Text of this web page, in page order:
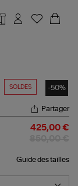
SOLDES -50%
Partager
425,00 €
Guide des tailles